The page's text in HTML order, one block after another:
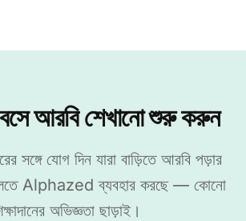
আরবি শেখানো শুরু করুন
সঙ্গে যোগ দিন যারা বাড়িতে আরবি পড়ার
Alphazed ব্যবহার করছে — কোনো
অভিজ্ঞতা ছাড়াই।